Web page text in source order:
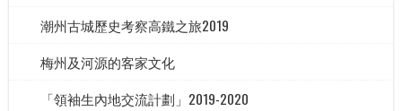
潮州古城歷史考察高鐵之旅2019
梅州及河源的客家文化
「領袖生內地交流計劃」2019-2020